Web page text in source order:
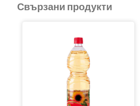
Свързани продукти